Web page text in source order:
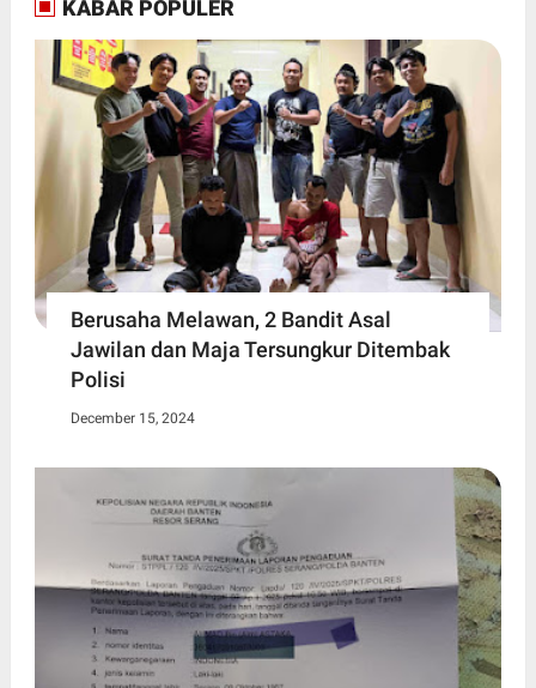
KABAR POPULER
Berusaha Melawan, 2 Bandit Asal
Jawilan dan Maja Tersungkur Ditembak
Polisi
December 15, 2024